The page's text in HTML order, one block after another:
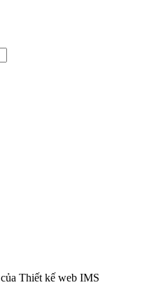
của Thiết kế web IMS